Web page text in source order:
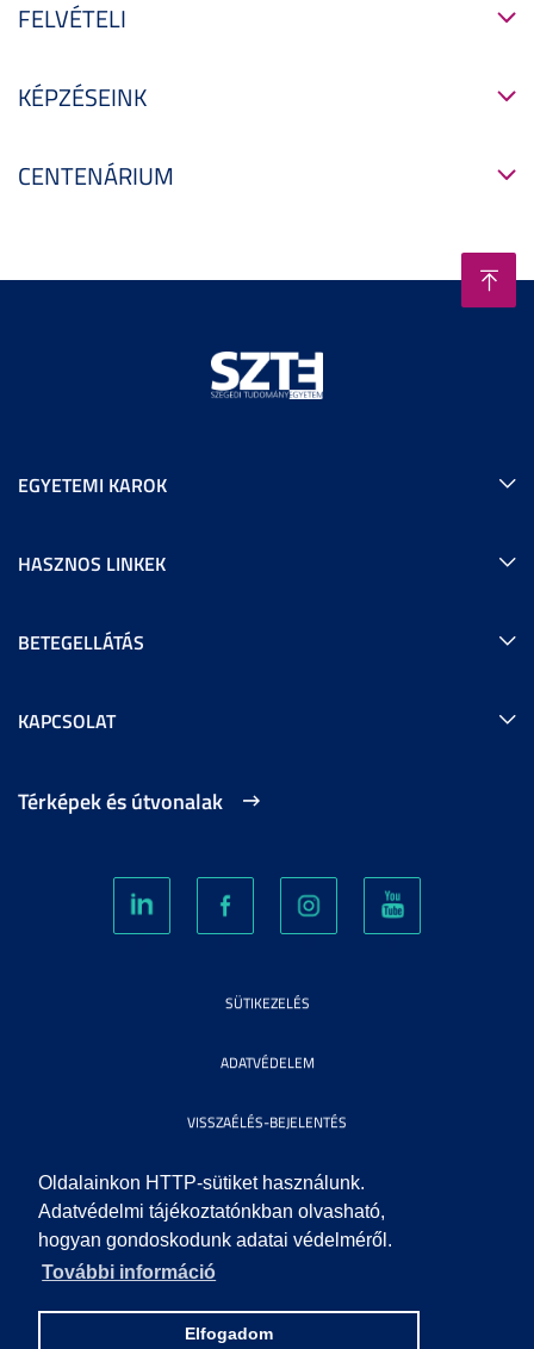
Oldalainkon HTTP-sütiket használunk.
Adatvédelmi tájékoztatónkban olvasható,
hogyan gondoskodunk adatai védelméről.
További információ
Elfogadom
FELVÉTELI
KÉPZÉSEINK
CENTENÁRIUM
EGYETEMI KAROK
HASZNOS LINKEK
BETEGELLÁTÁS
KAPCSOLAT
Térképek és útvonalak
SÜTIKEZELÉS
ADATVÉDELEM
VISSZAÉLÉS-BEJELENTÉS
KÖZÉRDEKŰ ADATOK
IMPRESSZUM